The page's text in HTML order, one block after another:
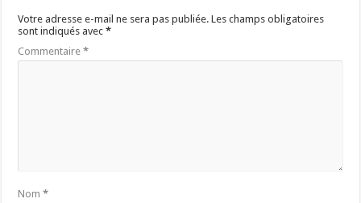
Votre adresse e-mail ne sera pas publiée. Les champs obligatoires
sont indiqués avec*
Commentaire*
Nom*